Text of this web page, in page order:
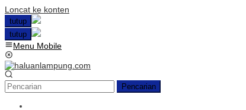
Loncat ke konten
tutup
tutup
Menu Mobile
Pencarian